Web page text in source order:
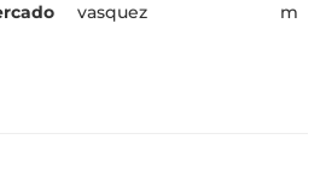
vasquez
m